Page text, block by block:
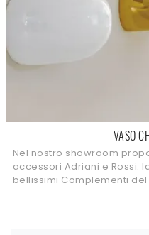
VASO
Nel nostro showroom
accessori Adriani e Rossi:
bellissimi Complementi del